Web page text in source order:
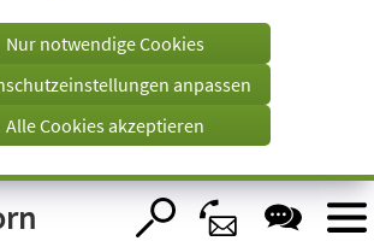
einem
Tab)
Nur notwendige Cookies
anpassen
Alle Cookies akzeptieren